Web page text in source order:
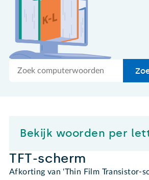
Zoek
Bekijk woorden per
TFT-scherm
Afkorting van 'Thin Film Transistor-